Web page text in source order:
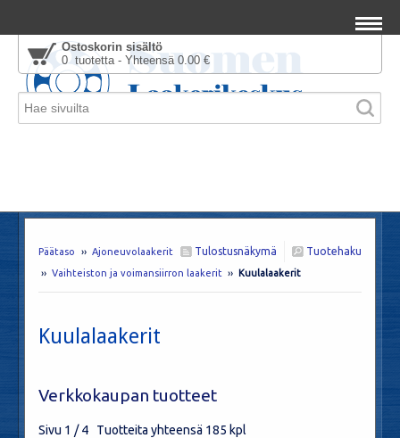
Ostoskorin sisältö
0 tuotetta - Yhteensä 0.00 €
Tuotehaku
Tulostusnäkymä
Päätaso ›› Ajoneuvolaakerit
›› Vaihteiston ja voimansiirron laakerit ›› Kuulalaakerit
Kuulalaakerit
Verkkokaupan tuotteet
Sivu 1 / 4 Tuotteita yhteensä 185 kpl